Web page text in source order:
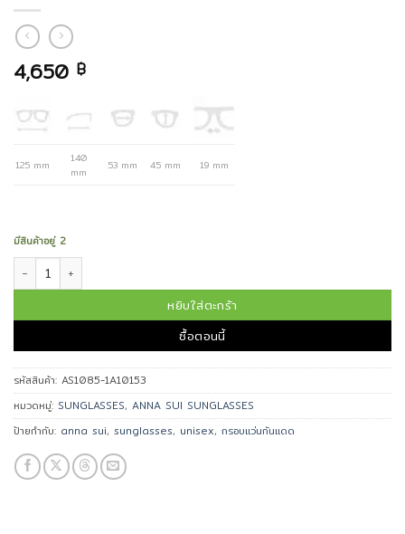
4,650 ฿
125 mm
140
mm
53 mm 45 mm 19 mm
มีสินค้าอยู่ 2
จำนวน ANNA SUI แว่นกันแดด AS1085-1A10153 ชิ้น
หยิบใส่ตะกร้า
ซื้อตอนนี้
รหัสสินค้า: AS1085-1A10153
หมวดหมู่: SUNGLASSES, ANNA SUI SUNGLASSES
ป้ายกำกับ: anna sui, sunglasses, unisex, กรอบแว่นกันแดด